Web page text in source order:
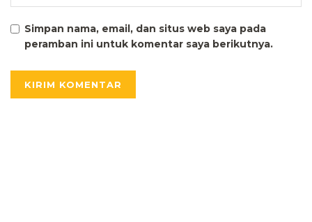
Simpan nama, email, dan situs web saya pada
peramban ini untuk komentar saya berikutnya.